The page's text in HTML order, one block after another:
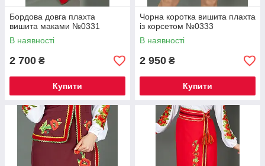
Бордова довга плахта
вишита маками №0331
В наявності
2 700 ₴
Купити
Чорна коротка вишита плахта
із корсетом №0333
В наявності
2 950 ₴
Купити